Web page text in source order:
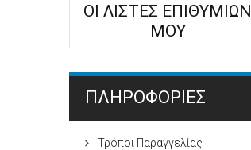
ΟΙ ΛΊΣΤΕΣ ΕΠΙΘΥΜΙΏΝ
ΜΟΥ
ΠΛΗΡΟΦΟΡΙΕΣ
Τρόποι Παραγγελίας